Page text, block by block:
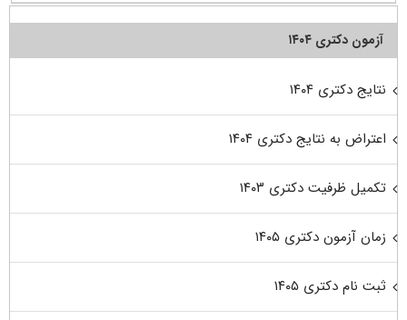
آزمون دکتری ۱۴۰۴
نتایج دکتری ۱۴۰۴
اعتراض به نتایج دکتری ۱۴۰۴
تکمیل ظرفیت دکتری ۱۴۰۳
زمان آزمون دکتری ۱۴۰۵
ثبت نام دکتری ۱۴۰۵